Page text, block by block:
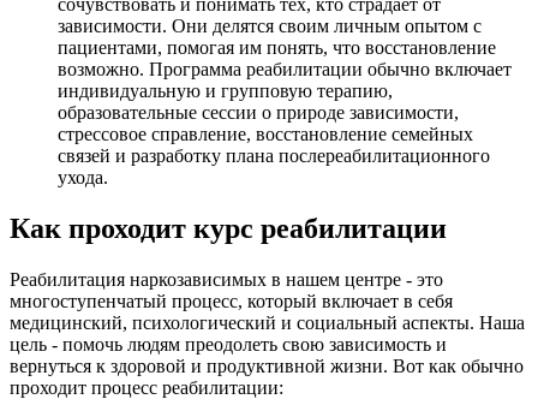
сочувствовать и понимать тех, кто страдает от
зависимости. Они делятся своим личным опытом с
пациентами, помогая им понять, что восстановление
возможно. Программа реабилитации обычно включает
индивидуальную и групповую терапию,
образовательные сессии о природе зависимости,
стрессовое справление, восстановление семейных
связей и разработку плана послереабилитационного
ухода.
Как проходит курс реабилитации
Реабилитация наркозависимых в нашем центре - это
многоступенчатый процесс, который включает в себя
медицинский, психологический и социальный аспекты. Наша
цель - помочь людям преодолеть свою зависимость и
вернуться к здоровой и продуктивной жизни. Вот как обычно
проходит процесс реабилитации: